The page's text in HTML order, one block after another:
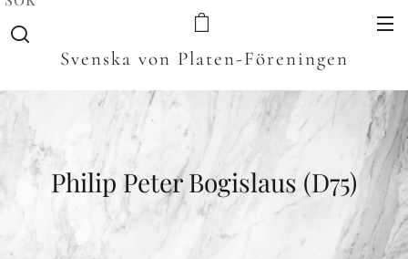
Svenska von Platen-Föreningen
Philip Peter Bogislaus (D75)